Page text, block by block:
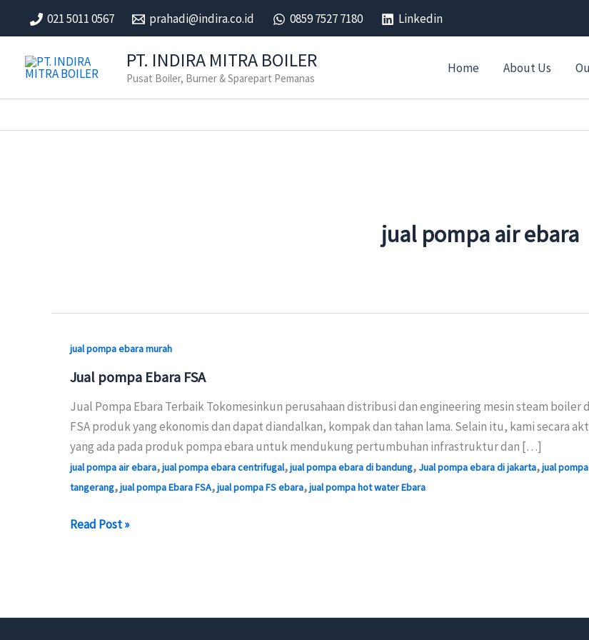
021 5011 0567 prahadi@indira.co.id 0859 7527 7180 Linkedin
PT. INDIRA MITRA BOILER
Pusat Boiler, Burner & Sparepart Pemanas
Home About Us
jual pompa air ebara
jual pompa ebara murah
Jual pompa Ebara FSA
Jual Pompa Ebara Terbaik Tokomesinkun perusahaan distribusi dan engineering mesin steam
FSA produk yang ekonomis dan dapat diandalkan, kompak dan tahan lama. Selain itu, kami secara
yang ada pada produk pompa ebara untuk mendukung pertumbuhan infrastruktur dan […]
jual pompa air ebara,jual pompa ebara centrifugal,jual pompa ebara di bandung, Jual pompa ebara di jakarta,jual
tangerang,jual pompa Ebara FSA,jual pompa FS ebara,jual pompa hot water Ebara
Jual
Read Post »